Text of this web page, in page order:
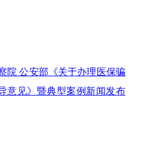
院 公安部《关于办理医保骗
意见》暨典型案例新闻发布